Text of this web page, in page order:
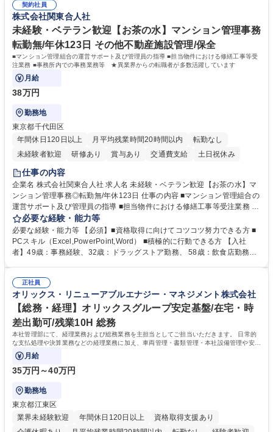
の他に担当頂く業務が発生する場合があります。 募集職種 【営業事務】
業務職/三井物産グループ/平均残業時間10H/完全週休2日
ション力がある方。 ・チャレンジを厭わず、粘り強く業務に取り組める
方。多様な関係者と謙虚に信頼関係を構築でき、期限を意識したスケジュ
ール管理が出来る方。※将来的に他部署（営業部門、コーポレート部門）
へのジョブローテーションの可能性があります。 学歴・資格 学歴：大学
院 大学 語学力： 資格：宅地建物取引士
契約社員
株式会社関東合人社
未経験・ベテラン歓迎【お茶の水】マンション管理事務
転勤無/年休123日 その他不動産施設管理/保全
■マンション管理組合の運営サポート及び管理員の指導 ■担当物件における修繕工事等受
注業務 ■事務所内での事務業務等 ★異業界からの転職者が多数活躍しています
月給
38万円
勤務地
東京都千代田区
年間休日120日以上
月平均残業時間20時間以内
転勤なし
未経験者歓迎
研修あり 賞与あり 交通費支給 土日祝休み
仕事の内容
企業名 株式会社関東合人社 求人名 未経験・ベテラン歓迎【お茶の水】マ
ンション管理事務◎転勤無/年休123日 仕事の内容 ■マンション管理組合の
運営サポート及び管理員の指導 ■担当物件における修繕工事等受注業務 ■
事務所内での事務業務等 ★異業界からの転職者が多数活躍しています
【年収補足】532万円 ＋別途インセンティヴで平均約100万円/年（昨年度
実績） ＋管理業務主任者資格手当50,000円/月 ★親会社である株式会社合
人社計画研究所社のグループ会社として、質の高いサービスと適性価格を
無/年休123日
必要な経験・能力等
必要な経験・能力等 【必須】■資格取得に向けてコツコツ努力できる方 ■
PCスキル（Excel,PowerPoint,Word） ■積極的に行動できる方 【入社
者】49歳：事務経験、32歳：ドラッグストア勤務、 58歳：飲食店勤務
得出来ております！ 【魅力】■フレックス制度、未経験からでも下限年収
を一律支給！ ■管理業務主任者資格取得後には50,000円/月の手当あり！
学歴・資格 学歴：大学院 大学 高専 短大 専修学校 高校 語学力： 資格：第
一種運転免許普通自動車
正社員
オリックス・リニューアブルエナジー・マネジメント株式会社
【総務・経理】オリックスグループ安定基盤/在宅・時
差出勤可/残業10H 総務
本社管理部にて、経理業務および総務業務を主担当としてご担当いただきます。 日常的
な支払処理や決算業務などの経理業務に加え、車両管理・書類管理・本社設備管理や安全
対策など幅広い総務業務もお任せします。
月給
35万円～40万円
勤務地
東京都江東区
業界未経験歓迎
年間休日120日以上
資格取得支援あり